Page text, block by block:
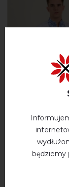
Guteslav
niebieskim)
będziemy